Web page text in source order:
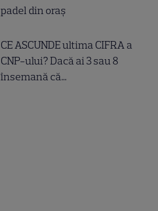
padel din oraș
CE ASCUNDE ultima CIFRA a
CNP-ului? Dacă ai 3 sau 8
însemană că...